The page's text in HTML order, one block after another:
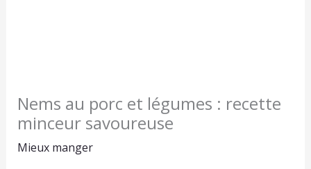
Nems au porc et légumes : recette
minceur savoureuse
Mieux manger